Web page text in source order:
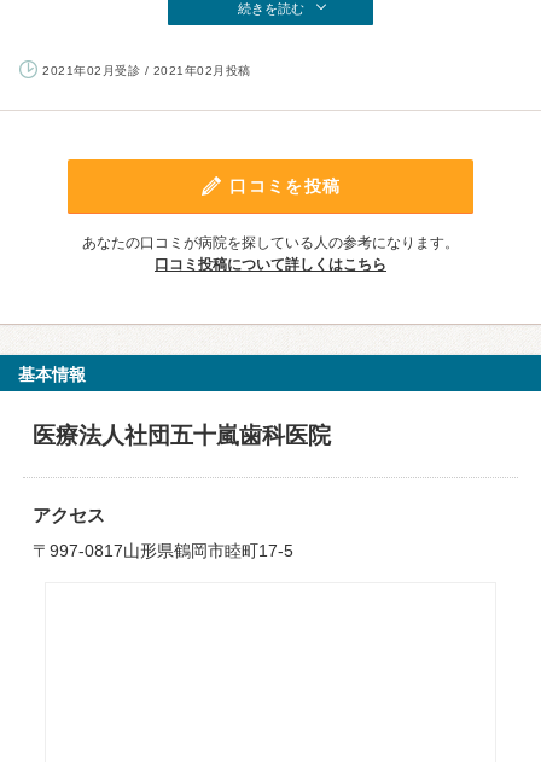
続きを読む
2021年02月受診 / 2021年02月投稿
口コミを投稿
あなたの口コミが病院を探している人の参考になります。
口コミ投稿について詳しくはこちら
基本情報
医療法人社団五十嵐歯科医院
アクセス
〒997-0817山形県鶴岡市睦町17-5